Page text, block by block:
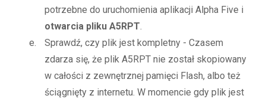
potrzebne do uruchomienia aplikacji Alpha Five i
otwarcia pliku A5RPT.
Sprawdź, czy plik jest kompletny - Czasem
zdarza się, że plik A5RPT nie został skopiowany
w całości z zewnętrznej pamięci Flash, albo też
ściągnięty z internetu. W momencie gdy plik jest